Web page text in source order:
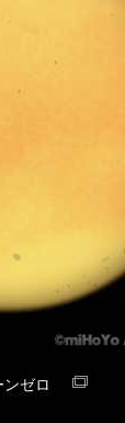
ゼロ